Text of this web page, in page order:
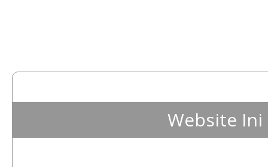
Website Ini